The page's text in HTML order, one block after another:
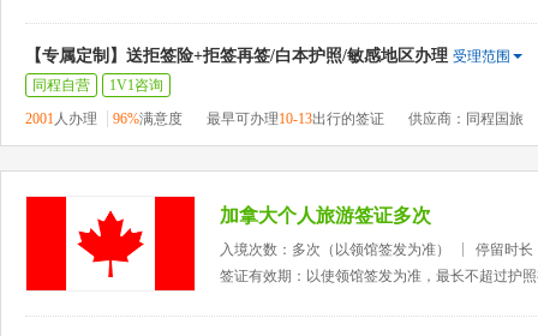
【专属定制】送拒签险+拒签再签/白本护照/敏感地区办理 受理范围
同程自营
1V1咨询
2001人办理 96%满意度 最早可办理10-13出行的签证 供应商：同程国旅
加拿大个人旅游签证多次
入境次数：多次（以领馆签发为准）
停留时长
签证有效期：以使领馆签发为准，最长不超过护